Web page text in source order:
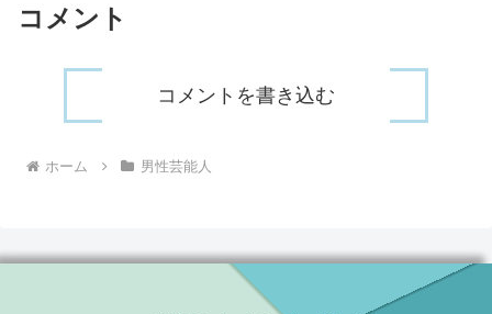
コメント
コメントを書き込む
ホーム 男性芸能人